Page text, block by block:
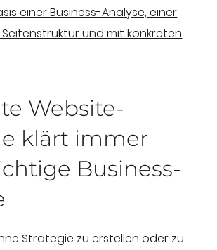
einer Business-Analyse, einer
und mit konkreten
Website-
klärt immer
Business-
Strategie zu erstellen oder zu